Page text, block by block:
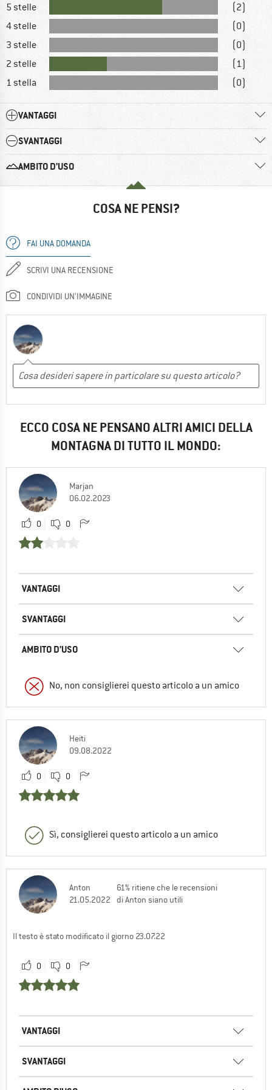
5 stelle
(2)
4 stelle
(0)
3 stelle
(0)
2 stelle
(1)
1 stella
(0)
VANTAGGI
SVANTAGGI
AMBITO D’USO
COSA NE PENSI?
FAI UNA DOMANDA
SCRIVI UNA RECENSIONE
CONDIVIDI UN'IMMAGINE
ECCO COSA NE PENSANO ALTRI AMICI DELLA
MONTAGNA DI TUTTO IL MONDO:
Marjan
06.02.2023
0 0
VANTAGGI
SVANTAGGI
AMBITO D’USO
No, non consiglierei questo articolo a un amico
Heiti
09.08.2022
0 0
Sì, consiglierei questo articolo a un amico
Anton
21.05.2022
61% ritiene che le recensioni
di Anton siano utili
Il testo è stato modificato il giorno 23.07.22
0 0
VANTAGGI
SVANTAGGI